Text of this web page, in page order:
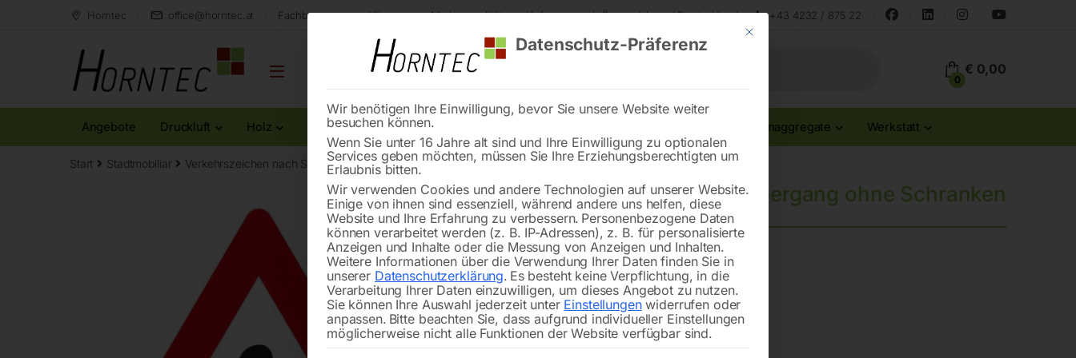
Horntec office@horntec.at Fachberatung aus Kärnten Markenqualität Lieferung nach Österreich und Deutschland +43 4232 / 875 22
0
€ 0,00
Angebote Druckluft Holz Metall Reinigung Stromaggregate Werkstatt
Start Stadtmobiliar Verkehrszeichen nach StVO Bahnübergang ohne Schranken
🔍 Bahnübergang ohne Schranken
Verkehrszeichen C-Sign, Folientyp 2
Seitenlänge – 700 mm
€86,40
Mit diesem Button wird der Dialog geschlossen. Seine Funktionalität ist
Datenschutz-Präferenz
Wir benötigen Ihre Einwilligung, bevor Sie unsere Website weiter
besuchen können.
Wenn Sie unter 16 Jahre alt sind und Ihre Einwilligung zu optionalen
Services geben möchten, müssen Sie Ihre Erziehungsberechtigten um
Erlaubnis bitten.
Wir verwenden Cookies und andere Technologien auf unserer Website.
Einige von ihnen sind essenziell, während andere uns helfen, diese
Website und Ihre Erfahrung zu verbessern. Personenbezogene Daten
können verarbeitet werden (z. B. IP-Adressen), z. B. für personalisierte
Anzeigen und Inhalte oder die Messung von Anzeigen und Inhalten.
Weitere Informationen über die Verwendung Ihrer Daten finden Sie in
unserer Datenschutzerklärung. Es besteht keine Verpflichtung, in die
Verarbeitung Ihrer Daten einzuwilligen, um dieses Angebot zu nutzen.
Sie können Ihre Auswahl jederzeit unter Einstellungenwiderrufen oder
anpassen. Bitte beachten Sie, dass aufgrund individueller Einstellungen
möglicherweise nicht alle Funktionen der Website verfügbar sind.